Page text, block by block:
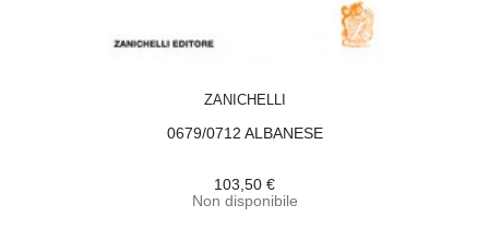
ZANICHELLI
0679/0712 ALBANESE
103,50 €
Non disponibile